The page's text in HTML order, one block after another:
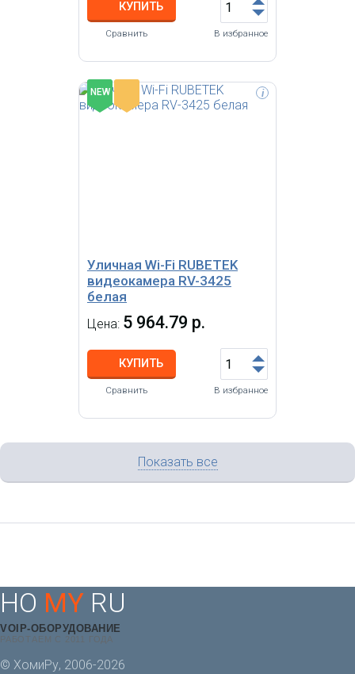
КУПИТЬ
Сравнить В избранное
NEW
Уличная Wi-Fi RUBETEK
видеокамера RV-3425
белая
Цена: 5 964.79 р.
КУПИТЬ
Сравнить В избранное
i
Показать все
HO MY RU
VOIP-ОБОРУДОВАНИЕ
РАБОТАЕМ С 2011 ГОДА
© ХомиРу, 2006-2026